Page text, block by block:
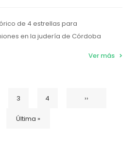
de 4 estrellas para
en la judería de Córdoba
Ver más
Página
3 Página
4 Siguiente
››
Última
Última »